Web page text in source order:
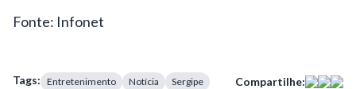
Fonte: Infonet
Tags: Entretenimento Notícia Sergipe Compartilhe: